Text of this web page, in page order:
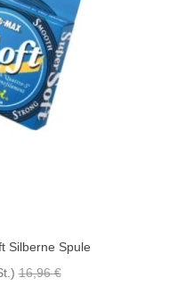
Silberne Spule
16,96 €